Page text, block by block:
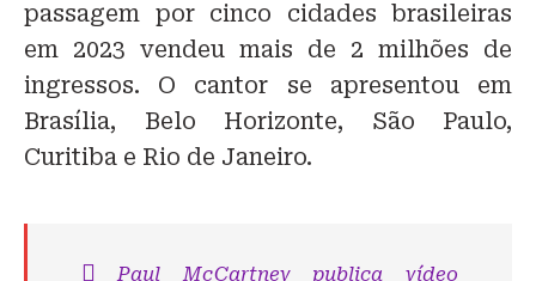
passagem por cinco cidades brasileiras
em 2023 vendeu mais de 2 milhões de
ingressos. O cantor se apresentou em
Brasília, Belo Horizonte, São Paulo,
Curitiba e Rio de Janeiro.
Paul McCartney publica vídeo